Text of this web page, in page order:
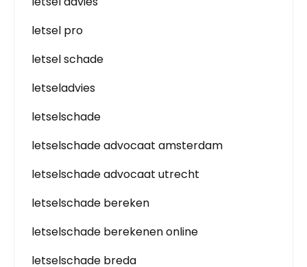
letsel pro
letsel schade
letseladvies
letselschade
letselschade advocaat amsterdam
letselschade advocaat utrecht
letselschade bereken
letselschade berekenen online
letselschade breda